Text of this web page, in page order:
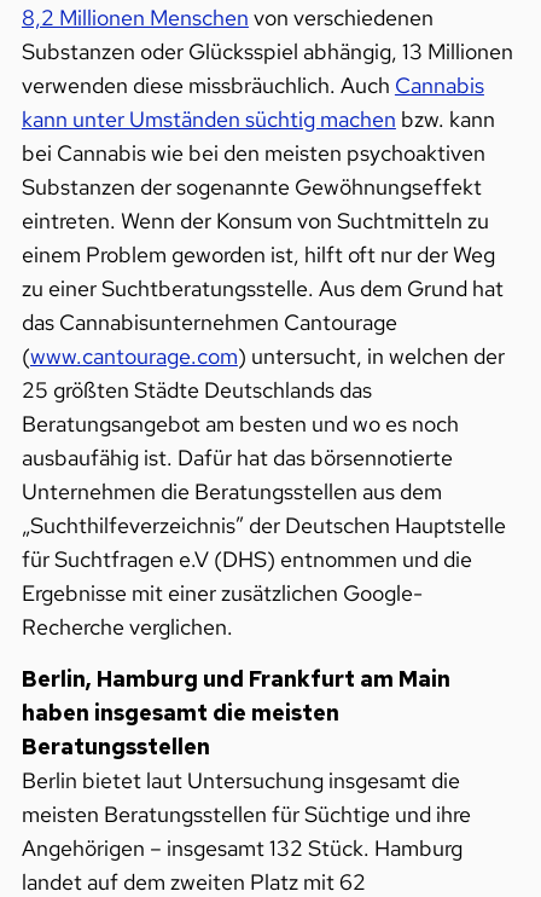
8,2 Millionen Menschen von verschiedenen
Substanzen oder Glücksspiel abhängig, 13 Millionen
verwenden diese missbräuchlich. Auch Cannabis
kann unter Umständen süchtig machen bzw. kann
bei Cannabis wie bei den meisten psychoaktiven
Substanzen der sogenannte Gewöhnungseffekt
eintreten. Wenn der Konsum von Suchtmitteln zu
einem Problem geworden ist, hilft oft nur der Weg
zu einer Suchtberatungsstelle. Aus dem Grund hat
das Cannabisunternehmen Cantourage
(www.cantourage.com) untersucht, in welchen der
25 größten Städte Deutschlands das
Beratungsangebot am besten und wo es noch
ausbaufähig ist. Dafür hat das börsennotierte
Unternehmen die Beratungsstellen aus dem
„Suchthilfeverzeichnis” der Deutschen Hauptstelle
für Suchtfragen e.V (DHS) entnommen und die
Ergebnisse mit einer zusätzlichen Google-
Recherche verglichen.
Berlin, Hamburg und Frankfurt am Main
haben insgesamt die meisten
Beratungsstellen
Berlin bietet laut Untersuchung insgesamt die
meisten Beratungsstellen für Süchtige und ihre
Angehörigen – insgesamt 132 Stück. Hamburg
landet auf dem zweiten Platz mit 62